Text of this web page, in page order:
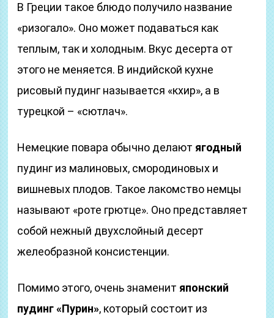
В Греции такое блюдо получило название
«ризогало». Оно может подаваться как
теплым, так и холодным. Вкус десерта от
этого не меняется. В индийской кухне
рисовый пудинг называется «кхир», а в
турецкой – «сютлач».
Немецкие повара обычно делают ягодный
пудинг из малиновых, смородиновых и
вишневых плодов. Такое лакомство немцы
называют «роте грютце». Оно представляет
собой нежный двухслойный десерт
желеобразной консистенции.
Помимо этого, очень знаменит японский
пудинг «Пурин», который состоит из